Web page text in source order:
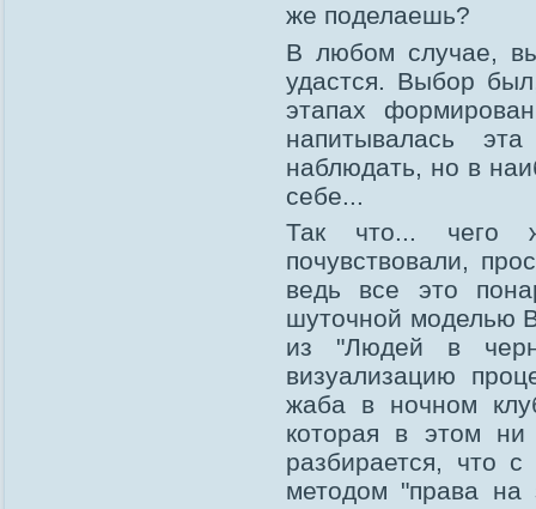
же поделаешь?
В любом случае,
удастся. Выбор
этапах
напитывалась
наблюдать, но в
себе...
Так что... чего
почувствовали,
ведь все это
шуточной моделью
из "Людей в
визуализацию
жаба в ночном
которая в этом
разбирается, что
методом "права на